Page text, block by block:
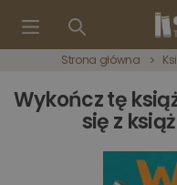
Strona główna
Wykończ tę
się z